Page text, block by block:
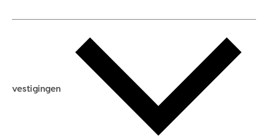
aankoopadvies
verkoopadvies
hypotheek berekenen
maximale hypotheek berekenen
hypotheek bespaarcheck
gratis zoekprofiel aanmaken
vestigingen